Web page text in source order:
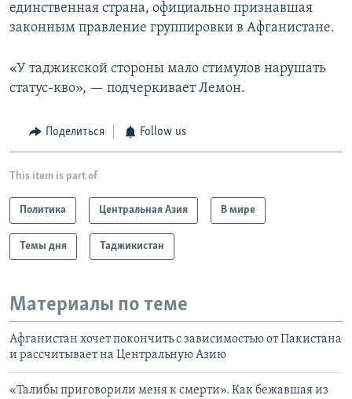
единственная страна, официально признавшая
законным правление группировки в Афганистане.
«У таджикской стороны мало стимулов нарушать
статус-кво», — подчеркивает Лемон.
Поделиться Follow us
This item is part of
Политика Центральная Азия В мире
Темы дня Таджикистан
Материалы по теме
Афганистан хочет покончить с зависимостью от Пакистана
и рассчитывает на Центральную Азию
«Талибы приговорили меня к смерти». Как бежавшая из